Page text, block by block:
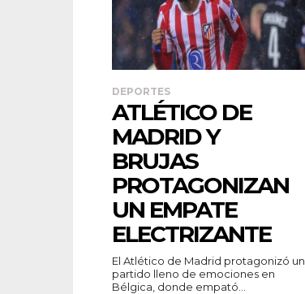
DEPORTES
ATLÉTICO DE
MADRID Y
BRUJAS
PROTAGONIZAN
UN EMPATE
ELECTRIZANTE
El Atlético de Madrid protagonizó un
partido lleno de emociones en
Bélgica, donde empató...